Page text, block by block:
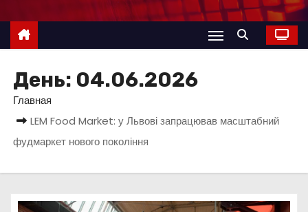
и
День: 04.06.2026
Главная
LEM Food Market: у Львові запрацював масштабний
фудмаркет нового покоління